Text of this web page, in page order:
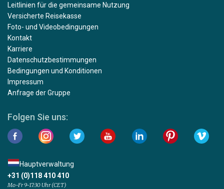
Leitlinien für die gemeinsame Nutzung
Versicherte Reisekasse
Foto- und Videobedingungen
Kontakt
Karriere
Datenschutzbestimmungen
Bedingungen und Konditionen
Impressum
Anfrage der Gruppe
Folgen Sie uns:
Hauptverwaltung
+31 (0)118 410 410
Mo-Fr 9-17:30 Uhr (CET)